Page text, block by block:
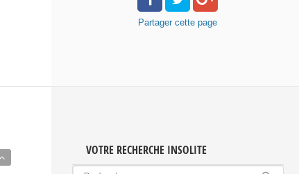
Partager cette page
VOTRE RECHERCHE INSOLITE